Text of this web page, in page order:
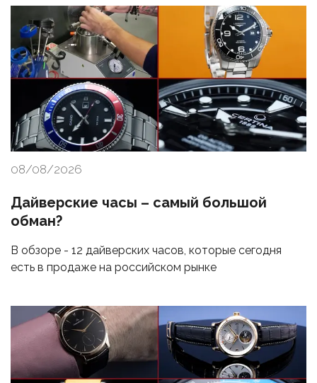
08/08/2026
Дайверские часы – самый большой
обман?
В обзоре - 12 дайверских часов, которые сегодня
есть в продаже на российском рынке